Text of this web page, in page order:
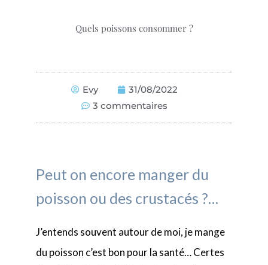
Quels poissons consommer ?
Evy
31/08/2022
3 commentaires
Peut on encore manger du
poisson ou des crustacés ?…
J’entends souvent autour de moi, je mange
du poisson c’est bon pour la santé… Certes